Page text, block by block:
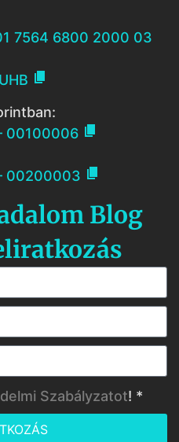
7564 6800 2000 03

00100006 
00200003 
Blog
Szabályzatot! *